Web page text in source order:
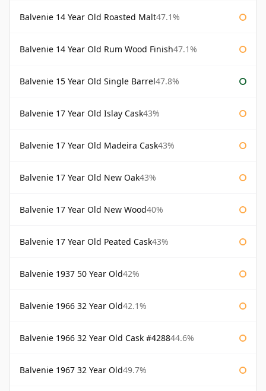
Balvenie 14 Year Old Roasted Malt47.1%
Balvenie 14 Year Old Rum Wood Finish47.1%
Balvenie 15 Year Old Single Barrel47.8%
Balvenie 17 Year Old Islay Cask43%
Balvenie 17 Year Old Madeira Cask43%
Balvenie 17 Year Old New Oak43%
Balvenie 17 Year Old New Wood40%
Balvenie 17 Year Old Peated Cask43%
Balvenie 1937 50 Year Old42%
Balvenie 1966 32 Year Old42.1%
Balvenie 1966 32 Year Old Cask #428844.6%
Balvenie 1967 32 Year Old49.7%